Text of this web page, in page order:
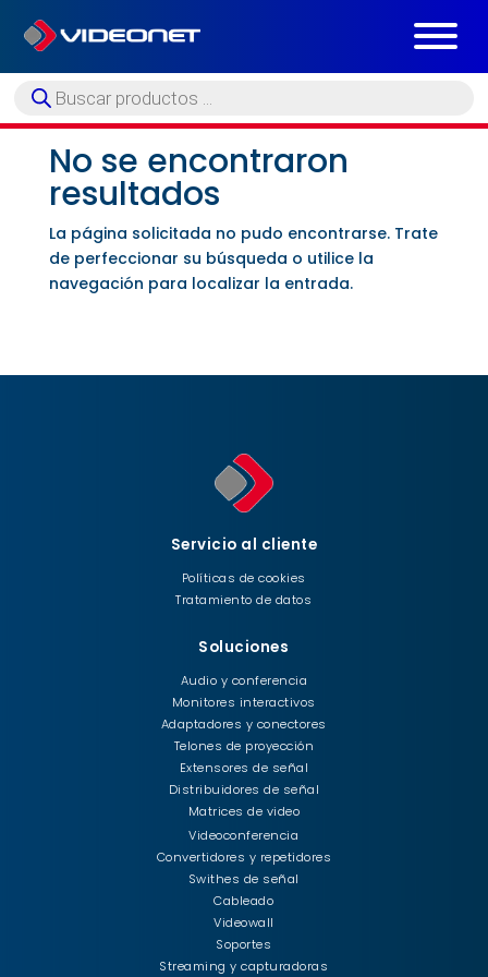
Búsqueda
de
No se encontraron
resultados
La página solicitada no pudo encontrarse. Trate
de perfeccionar su búsqueda o utilice la
navegación para localizar la entrada.
Servicio al cliente
Políticas de cookies
Tratamiento de datos
Soluciones
Audio y conferencia
Monitores interactivos
Adaptadores y conectores
Telones de proyección
Extensores de señal
Distribuidores de señal
Matrices de video
Videoconferencia
Convertidores y repetidores
Swithes de señal
Cableado
Videowall
Soportes
Streaming y capturadoras